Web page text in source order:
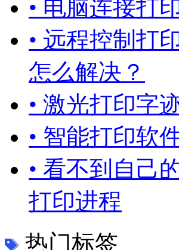
• 电脑连接打
• 远程控制打
怎么解决？
• 激光打印字
• 智能打印软
• 看不到自己
打印进程
热门标签